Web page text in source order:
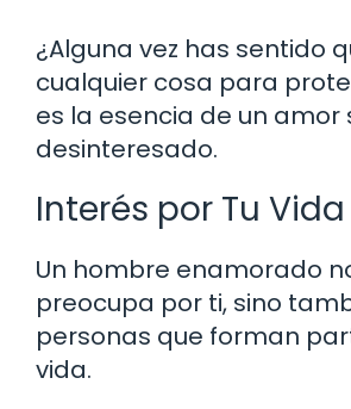
¿Alguna vez has sentido
cualquier cosa para
es la esencia de un amor
desinteresado.
Interés por Tu
Un hombre enamorado
preocupa por ti, sino
personas que forman
vida.